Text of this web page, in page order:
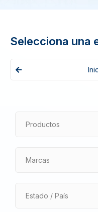
Selecciona una
Productos
Marcas
Estado / País